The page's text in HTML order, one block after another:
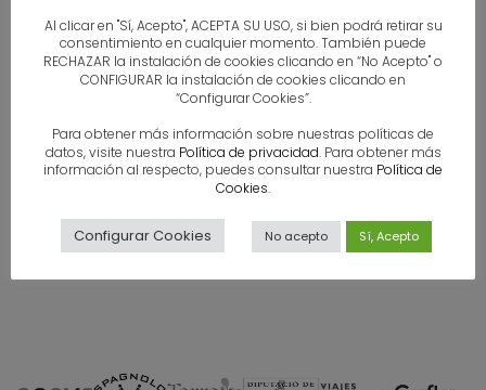
Al clicar en "Sí, Acepto", ACEPTA SU USO, si bien podrá retirar su
consentimiento en cualquier momento. También puede
RECHAZAR la instalación de cookies clicando en “No Acepto" o
CONFIGURAR la instalación de cookies clicando en
“Configurar Cookies”.
Para obtener más información sobre nuestras políticas de
datos, visite nuestra Política de privacidad. Para obtener más
información al respecto, puedes consultar nuestra Política de
Cookies.
Configurar Cookies No acepto Sí, Acepto